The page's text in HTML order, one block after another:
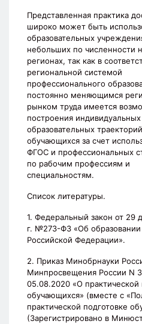
Представленная практика
широко может быть
образовательных
небольших по численности
регионах, так как в
региональной системой
профессионального
постоянно меняющимся
рынком труда имеется
построения индивидуальных
образовательных
обучающихся за счет
ФГОС и профессиональных
по рабочим профессиям и
специальностям.
Список литературы.
1. Федеральный закон от 29
г. №273-ФЗ «Об образовании
Российской Федерации».
2. Приказ Минобрнауки
Минпросвещения России N
05.08.2020 «О практической
обучающихся» (вместе с
практической подготовке
(Зарегистрировано в